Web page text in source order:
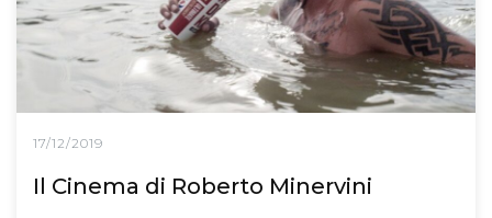
17/12/2019
Il Cinema di Roberto Minervini